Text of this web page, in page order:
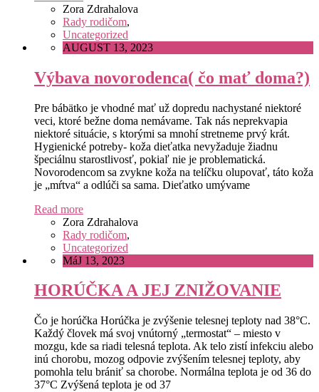
Zora Zdrahalova
Rady rodičom,
Uncategorized
AUGUST 13, 2023
Výbava novorodenca( čo mať doma?)
Pre bábätko je vhodné mať už dopredu nachystané niektoré
veci, ktoré bežne doma nemávame. Tak nás neprekvapia
niektoré situácie, s ktorými sa mnohí stretneme prvý krát.
Hygienické potreby- koža dieťatka nevyžaduje žiadnu
špeciálnu starostlivosť, pokiaľ nie je problematická.
Novorodencom sa zvykne koža na telíčku olupovať, táto koža
je „mŕtva“ a odlúči sa sama. Dieťatko umývame
Read more
Zora Zdrahalova
Rady rodičom,
Uncategorized
MáJ 13, 2023
HORÚČKA A JEJ ZNIŽOVANIE
Čo je horúčka Horúčka je zvýšenie telesnej teploty nad 38°C.
Každý človek má svoj vnútorný „termostat“ – miesto v
mozgu, kde sa riadi telesná teplota. Ak telo zistí infekciu alebo
inú chorobu, mozog odpovie zvýšením telesnej teploty, aby
pomohla telu brániť sa chorobe. Normálna teplota je od 36 do
37°C Zvýšená teplota je od 37